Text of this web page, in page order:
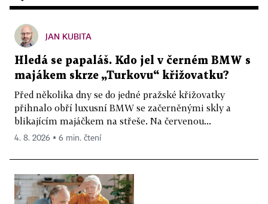
JAN KUBITA
Hledá se papaláš. Kdo jel v černém BMW s
majákem skrze „Turkovu“ křižovatku?
Před několika dny se do jedné pražské křižovatky
přihnalo obří luxusní BMW se začerněnými skly a
blikajícím majáčkem na střeše. Na červenou...
4. 8. 2026 ▪ 6 min. čtení